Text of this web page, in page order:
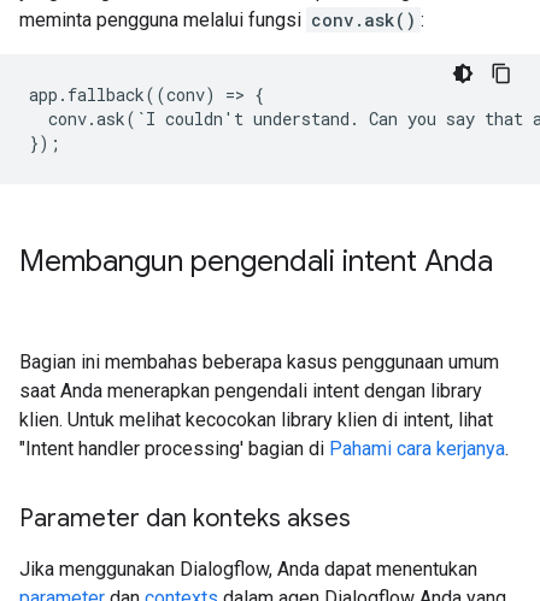
meminta pengguna melalui fungsi conv.ask() :
app.fallback((conv) => {
conv.ask(`I couldn't understand. Can you say that
});
Membangun pengendali intent Anda
Bagian ini membahas beberapa kasus penggunaan umum
saat Anda menerapkan pengendali intent dengan library
klien. Untuk melihat kecocokan library klien di intent, lihat
"Intent handler processing' bagian di Pahami cara kerjanya.
Parameter dan konteks akses
Jika menggunakan Dialogflow, Anda dapat menentukan